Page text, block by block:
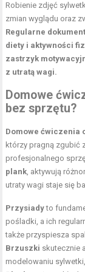
Robienie zdjęć
zmian wyglądu oraz
Regularne
diety i aktywności
zastrzyk
z utratą wagi.
Domowe
bez sprzętu?
Domowe ćwiczenia
którzy pragną zgubić
profesjonalnego
plank, aktywują
utraty wagi staje się
Przysiadyto
pośladki, a ich
także przyspiesza
Brzuszki skutecznie
modelowaniu sylwetki,